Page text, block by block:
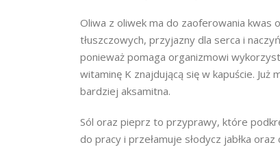
Oliwa z oliwek ma do zaoferowania kwas
tłuszczowych, przyjazny dla serca i
ponieważ pomaga organizmowi
witaminę K znajdującą się w kapuście. Już
bardziej aksamitna.
Sól oraz pieprz to przyprawy, które
do pracy i przełamuje słodycz jabłka